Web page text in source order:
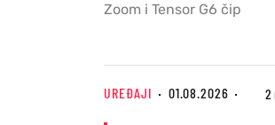
Zoom i Tensor G6 čip
UREĐAJI 01.08.2026 2